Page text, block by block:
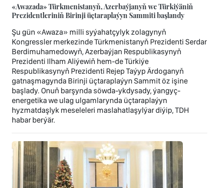
«Awazada» Türkmenistanyň, Azerbaýjanyň we Türkiýäniň
Prezidentleriniň Birinji üçtaraplaýyn Sammiti başlandy
Şu gün «Awaza» milli syýahatçylyk zolagynyň
Kongressler merkezinde Türkmenistanyň Prezidenti Serdar
Berdimuhamedowyň, Azerbaýjan Respublikasynyň
Prezidenti Ilham Aliýewiň hem-de Türkiýe
Respublikasynyň Prezidenti Rejep Taýyp Ärdoganyň
gatnaşmagynda Birinji üçtaraplaýyn Sammit öz işine
başlady. Onuň barşynda söwda-ykdysady, ýangyç-
energetika we ulag ulgamlarynda üçtaraplaýyn
hyzmatdaşlyk meseleleri maslahatlaşylýar diýip, TDH
habar berýär.